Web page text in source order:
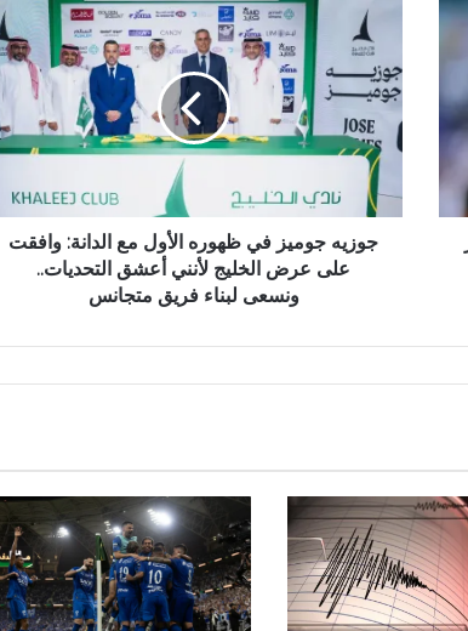
جوزيه جوميز في ظهوره الأول مع الدانة: وافقت
على عرض الخليج لأنني أعشق التحديات..
ونسعى لبناء فريق متجانس